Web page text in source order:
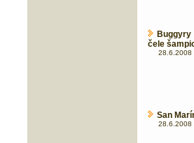
čele
28.6.2008
San
28.6.2008